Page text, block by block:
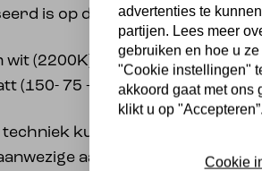
is op de ouderwetse lamp.
(2200K)
(150- 75 – 30 lumen)
kunt u in drie fases
aan- en
advertenties te
partijen. Lees meer
gebruiken en hoe u
"Cookie instellingen"
akkoord gaat met ons
klikt u op "Accepteren”.
Cookie